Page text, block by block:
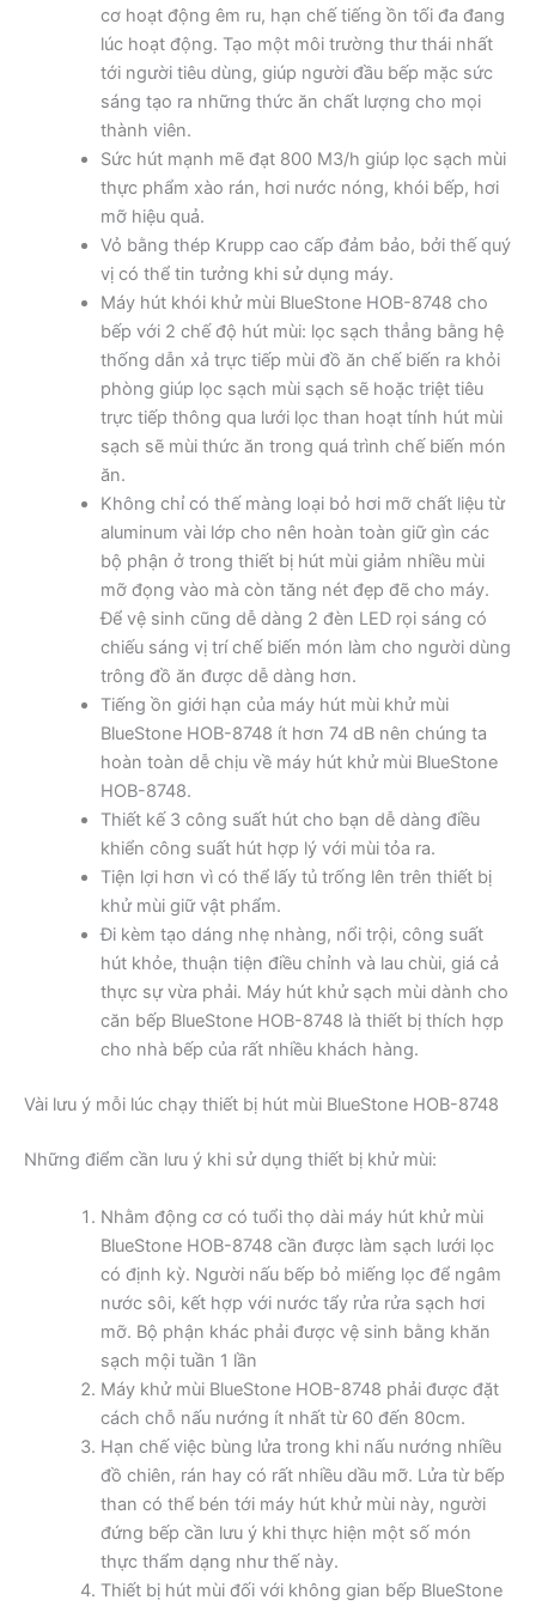
cơ hoạt động êm ru, hạn chế tiếng ồn tối đa đang
lúc hoạt động. Tạo một môi trường thư thái nhất
tới người tiêu dùng, giúp người đầu bếp mặc sức
sáng tạo ra những thức ăn chất lượng cho mọi
thành viên.
Sức hút mạnh mẽ đạt 800 M3/h giúp lọc sạch mùi
thực phẩm xào rán, hơi nước nóng, khói bếp, hơi
mỡ hiệu quả.
Vỏ bằng thép Krupp cao cấp đảm bảo, bởi thế quý
vị có thể tin tưởng khi sử dụng máy.
Máy hút khói khử mùi BlueStone HOB-8748 cho
bếp với 2 chế độ hút mùi: lọc sạch thẳng bằng hệ
thống dẫn xả trực tiếp mùi đồ ăn chế biến ra khỏi
phòng giúp lọc sạch mùi sạch sẽ hoặc triệt tiêu
trực tiếp thông qua lưới lọc than hoạt tính hút mùi
sạch sẽ mùi thức ăn trong quá trình chế biến món
ăn.
Không chỉ có thế màng loại bỏ hơi mỡ chất liệu từ
aluminum vài lớp cho nên hoàn toàn giữ gìn các
bộ phận ở trong thiết bị hút mùi giảm nhiều mùi
mỡ đọng vào mà còn tăng nét đẹp đẽ cho máy.
Để vệ sinh cũng dễ dàng 2 đèn LED rọi sáng có
chiếu sáng vị trí chế biến món làm cho người dùng
trông đồ ăn được dễ dàng hơn.
Tiếng ồn giới hạn của máy hút mùi khử mùi
BlueStone HOB-8748 ít hơn 74 dB nên chúng ta
hoàn toàn dễ chịu về máy hút khử mùi BlueStone
HOB-8748.
Thiết kế 3 công suất hút cho bạn dễ dàng điều
khiển công suất hút hợp lý với mùi tỏa ra.
Tiện lợi hơn vì có thể lấy tủ trống lên trên thiết bị
khử mùi giữ vật phẩm.
Đi kèm tạo dáng nhẹ nhàng, nổi trội, công suất
hút khỏe, thuận tiện điều chỉnh và lau chùi, giá cả
thực sự vừa phải. Máy hút khử sạch mùi dành cho
căn bếp BlueStone HOB-8748 là thiết bị thích hợp
cho nhà bếp của rất nhiều khách hàng.
Vài lưu ý mỗi lúc chạy thiết bị hút mùi BlueStone HOB-8748
Những điểm cần lưu ý khi sử dụng thiết bị khử mùi:
Nhằm động cơ có tuổi thọ dài máy hút khử mùi
BlueStone HOB-8748 cần được làm sạch lưới lọc
có định kỳ. Người nấu bếp bỏ miếng lọc để ngâm
nước sôi, kết hợp với nước tẩy rửa rửa sạch hơi
mỡ. Bộ phận khác phải được vệ sinh bằng khăn
sạch mội tuần 1 lần
Máy khử mùi BlueStone HOB-8748 phải được đặt
cách chỗ nấu nướng ít nhất từ 60 đến 80cm.
Hạn chế việc bùng lửa trong khi nấu nướng nhiều
đồ chiên, rán hay có rất nhiều dầu mỡ. Lửa từ bếp
than có thể bén tới máy hút khử mùi này, người
đứng bếp cần lưu ý khi thực hiện một số món
thực thẩm dạng như thế này.
Thiết bị hút mùi đối với không gian bếp BlueStone